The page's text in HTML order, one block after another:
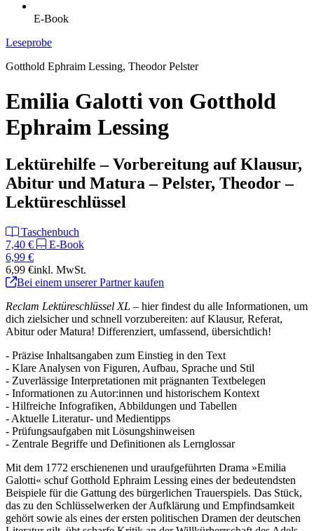
E-Book
Leseprobe
Gotthold Ephraim Lessing, Theodor Pelster
Emilia Galotti von Gotthold
Ephraim Lessing
Lektürehilfe – Vorbereitung auf Klausur,
Abitur und Matura – Pelster, Theodor –
Lektüreschlüssel
Taschenbuch
7,40 €
E-Book
6,99 €
6,99 €inkl. MwSt.
Bei einem unserer Partner kaufen
Reclam Lektüreschlüssel XL – hier findest du alle Informationen, um
dich zielsicher und schnell vorzubereiten: auf Klausur, Referat,
Abitur oder Matura! Differenziert, umfassend, übersichtlich!
- Präzise Inhaltsangaben zum Einstieg in den Text
- Klare Analysen von Figuren, Aufbau, Sprache und Stil
- Zuverlässige Interpretationen mit prägnanten Textbelegen
- Informationen zu Autor:innen und historischem Kontext
- Hilfreiche Infografiken, Abbildungen und Tabellen
- Aktuelle Literatur- und Medientipps
- Prüfungsaufgaben mit Lösungshinweisen
- Zentrale Begriffe und Definitionen als Lernglossar
Mit dem 1772 erschienenen und uraufgeführten Drama »Emilia
Galotti« schuf Gotthold Ephraim Lessing eines der bedeutendsten
Beispiele für die Gattung des bürgerlichen Trauerspiels. Das Stück,
das zu den Schlüsselwerken der Aufklärung und Empfindsamkeit
gehört sowie als eines der ersten politischen Dramen der deutschen